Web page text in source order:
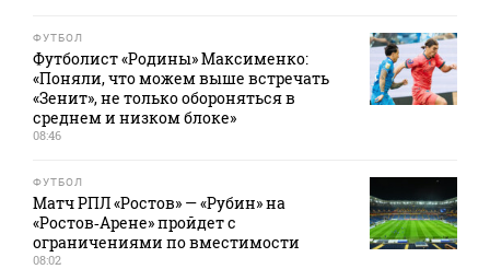
ФУТБОЛ
Футболист «Родины» Максименко:
«Поняли, что можем выше встречать
«Зенит», не только обороняться в
среднем и низком блоке»
08:46
ФУТБОЛ
Матч РПЛ «Ростов» — «Рубин» на
«Ростов‑Арене» пройдет с
ограничениями по вместимости
08:02